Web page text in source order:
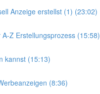
Anzeige erstellst (1) (23:02)
Z Erstellungsprozess (15:58)
kannst (15:13)
(8:36)